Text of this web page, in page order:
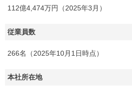
112億4,474万円（2025年3月）
従業員数
266名（2025年10月1日時点）
本社所在地